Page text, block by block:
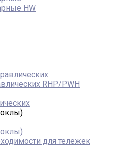
HW
RHP/PWH
для тележек